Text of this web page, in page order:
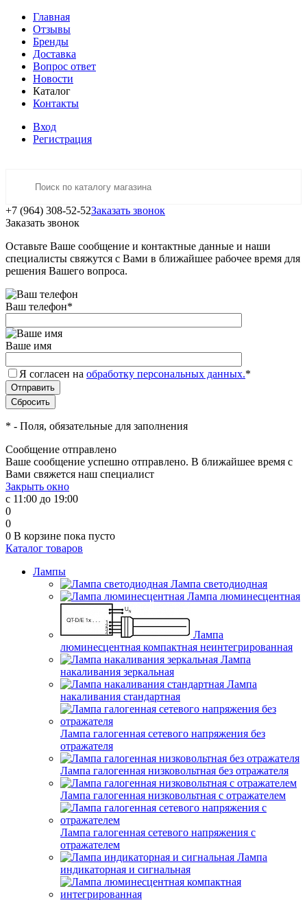
Главная
Отзывы
Бренды
Доставка
Вопрос ответ
Новости
Каталог
Контакты
Вход
Регистрация
+7 (964) 308-52-52Заказать звонок
Заказать звонок
Оставьте Ваше сообщение и контактные данные и наши
специалисты свяжутся с Вами в ближайшее рабочее время для
решения Вашего вопроса.
Ваш телефон*
Ваше имя
Я согласен на обработку персональных данных.*
* - Поля, обязательные для заполнения
Сообщение отправлено
Ваше сообщение успешно отправлено. В ближайшее время с
Вами свяжется наш специалист
Закрыть окно
с 11:00 до 19:00
0
0
0 В корзине пока пусто
Каталог товаров
Лампы
Лампа светодиодная
Лампа люминесцентная
Лампа
люминесцентная компактная неинтегрированная
Лампа
накаливания зеркальная
Лампа
накаливания стандартная
Лампа галогенная сетевого напряжения без
отражателя
Лампа галогенная низковольтная без отражателя
Лампа галогенная низковольтная с отражателем
Лампа галогенная сетевого напряжения с
отражателем
Лампа
индикаторная и сигнальная